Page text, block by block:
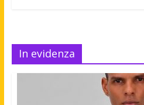
In evidenza